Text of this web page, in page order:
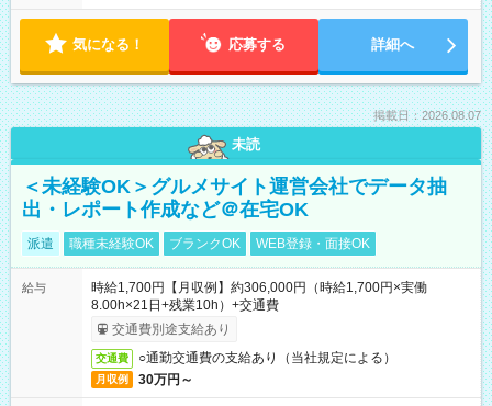
気になる！ 応募する 詳細へ
掲載日：2026.08.07
未読
＜未経験OK＞グルメサイト運営会社でデータ抽
出・レポート作成など＠在宅OK
派遣 職種未経験OK ブランクOK WEB登録・面接OK
給与
時給1,700円【月収例】約306,000円（時給1,700円×実働
8.00h×21日+残業10h）+交通費
交通費別途支給あり
交通費 ○通勤交通費の支給あり（当社規定による）
月収例 30万円～